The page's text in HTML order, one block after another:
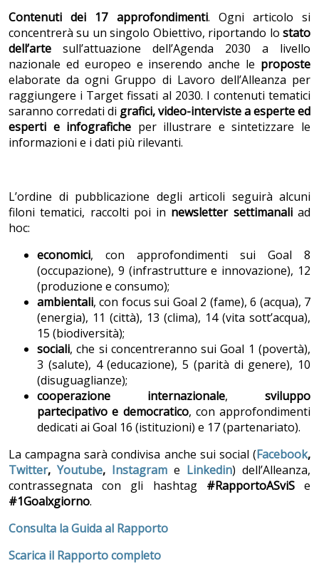
Contenuti dei 17 approfondimenti. Ogni articolo si
concentrerà su un singolo Obiettivo, riportando lo stato
dell’arte sull’attuazione dell’Agenda 2030 a livello
nazionale ed europeo e inserendo anche le proposte
elaborate da ogni Gruppo di Lavoro dell’Alleanza per
raggiungere i Target fissati al 2030. I contenuti tematici
saranno corredati di grafici, video-interviste a esperte ed
esperti e infografiche per illustrare e sintetizzare le
informazioni e i dati più rilevanti.
L’ordine di pubblicazione degli articoli seguirà alcuni
filoni tematici, raccolti poi in newsletter settimanaliad
hoc:
economici, con approfondimenti sui Goal 8
(occupazione), 9 (infrastrutture e innovazione), 12
(produzione e consumo);
ambientali, con focus sui Goal 2 (fame), 6 (acqua), 7
(energia), 11 (città), 13 (clima), 14 (vita sott’acqua),
15 (biodiversità);
sociali, che si concentreranno sui Goal 1 (povertà),
3 (salute), 4 (educazione), 5 (parità di genere), 10
(disuguaglianze);
cooperazione internazionale, sviluppo
partecipativo e democratico, con approfondimenti
dedicati ai Goal 16 (istituzioni) e 17 (partenariato).
La campagna sarà condivisa anche sui social (Facebook,
Twitter, Youtube, Instagram e Linkedin) dell’Alleanza,
contrassegnata con gli hashtag #RapportoASviSe
#1Goalxgiorno.
Consulta la Guida al Rapporto
Scarica il Rapporto completo